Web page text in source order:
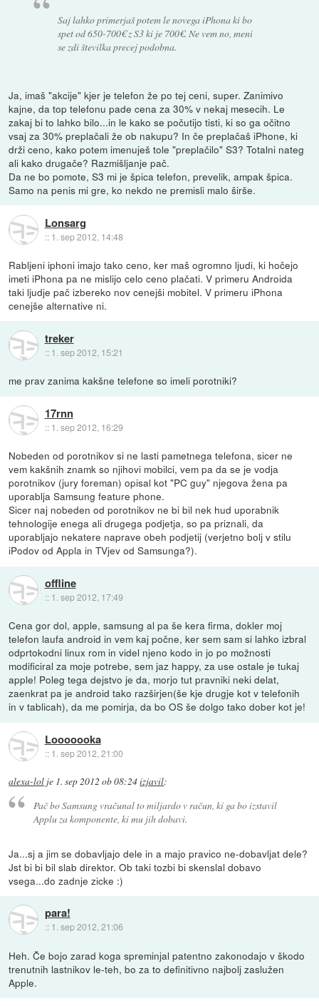
Saj lahko primerjaš potem le novega iPhona ki bo
spet od 650-700€ z S3 ki je 700€. Ne vem no, meni
se zdi številka precej podobna.
Ja, imaš "akcije" kjer je telefon že po tej ceni, super. Zanimivo
kajne, da top telefonu pade cena za 30% v nekaj mesecih. Le
zakaj bi to lahko bilo...in le kako se počutijo tisti, ki so ga očitno
vsaj za 30% preplačali že ob nakupu? In če preplačaš iPhone, ki
drži ceno, kako potem imenuješ tole "preplačilo" S3? Totalni nateg
ali kako drugače? Razmišljanje pač.
Da ne bo pomote, S3 mi je špica telefon, prevelik, ampak špica.
Samo na penis mi gre, ko nekdo ne premisli malo širše.
Lonsarg
:: 1. sep 2012, 14:48
Rabljeni iphoni imajo tako ceno, ker maš ogromno ljudi, ki hočejo
imeti iPhona pa ne mislijo celo ceno plačati. V primeru Androida
taki ljudje pač izbereko nov cenejši mobitel. V primeru iPhona
cenejše alternative ni.
treker
:: 1. sep 2012, 15:21
me prav zanima kakšne telefone so imeli porotniki?
17rnn
:: 1. sep 2012, 16:29
Nobeden od porotnikov si ne lasti pametnega telefona, sicer ne
vem kakšnih znamk so njihovi mobilci, vem pa da se je vodja
porotnikov (jury foreman) opisal kot "PC guy" njegova žena pa
uporablja Samsung feature phone.
Sicer naj nobeden od porotnikov ne bi bil nek hud uporabnik
tehnologije enega ali drugega podjetja, so pa priznali, da
uporabljajo nekatere naprave obeh podjetij (verjetno bolj v stilu
iPodov od Appla in TVjev od Samsunga?).
offline
:: 1. sep 2012, 17:49
Cena gor dol, apple, samsung al pa še kera firma, dokler moj
telefon laufa android in vem kaj počne, ker sem sam si lahko izbral
odprtokodni linux rom in videl njeno kodo in jo po možnosti
modificiral za moje potrebe, sem jaz happy, za use ostale je tukaj
apple! Poleg tega dejstvo je da, morjo tut pravniki neki delat,
zaenkrat pa je android tako razširjen(še kje drugje kot v telefonih
in v tablicah), da me pomirja, da bo OS še dolgo tako dober kot je!
Looooooka
:: 1. sep 2012, 21:00
alexa-lol je 1. sep 2012 ob 08:24izjavil:
Pač bo Samsung vračunal to miljardo v račun, ki ga bo izstavil
Applu za komponente, ki mu jih dobavi.
Ja...sj a jim se dobavljajo dele in a majo pravico ne-dobavljat dele?
Jst bi bi bil slab direktor. Ob taki tozbi bi skenslal dobavo
vsega...do zadnje zicke :)
para!
:: 1. sep 2012, 21:06
Heh. Če bojo zarad koga spreminjal patentno zakonodajo v škodo
trenutnih lastnikov le-teh, bo za to definitivno najbolj zaslužen
Apple.